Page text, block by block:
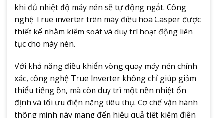
khi đủ nhiệt độ máy nén sẽ tự động ngắt. Công
nghệ True inverter trên máy điều hoà Casper được
thiết kế nhằm kiểm soát và duy trì hoạt động liên
tục cho máy nén.
Với khả năng điều khiển vòng quay máy nén chính
xác, công nghệ True Inverter không chỉ giúp giảm
thiểu tiếng ồn, mà còn duy trì một nền nhiệt ổn
định và tối ưu điện năng tiêu thụ. Cơ chế vận hành
thông minh này mang đến hiệu quả tiết kiệm điện